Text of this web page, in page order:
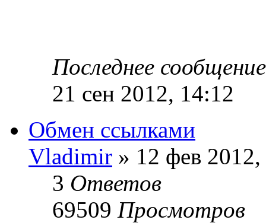
Последнее
21 сен 2012, 14:12
Обмен ссылками
Vladimir » 12 фев
3 Ответов
69509 Просмотров